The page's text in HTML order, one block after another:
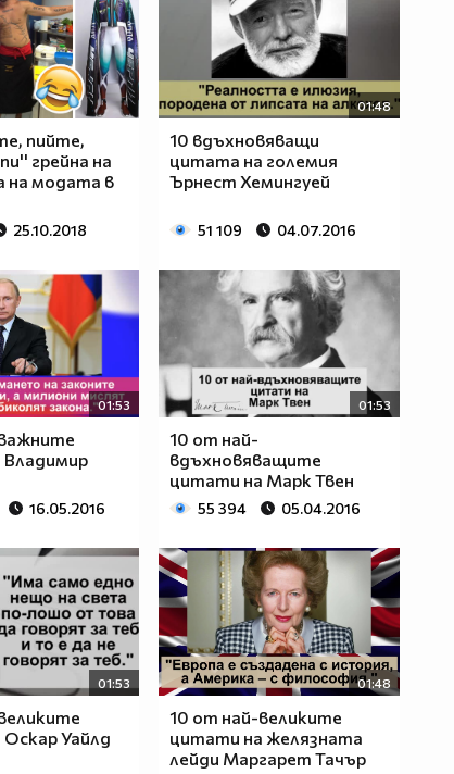
пийте,
грейна на
на модата в
25.10.2018
01:48
10 вдъхновяващи
цитата на големия
Ърнест Хемингуей
51 109 04.07.2016
01:53
16.05.2016
01:53
10 от най-
вдъхновяващите
цитати на Марк Твен
55 394 05.04.2016
01:53
Уайлд
01:48
10 от най-великите
цитати на желязната
лейди Маргарет Тачър